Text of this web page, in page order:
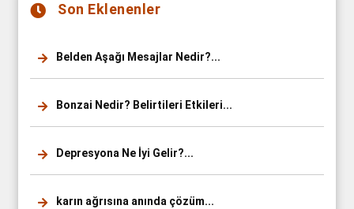
Son Eklenenler
Belden Aşağı Mesajlar Nedir?...
Bonzai Nedir? Belirtileri Etkileri...
Depresyona Ne İyi Gelir?...
karın ağrısına anında çözüm...